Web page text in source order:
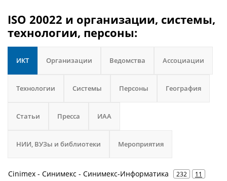
ISO 20022 и организации, системы,
технологии, персоны:
ИКТ Организации Ведомства Ассоциации
Технологии Системы Персоны География
Статьи Пресса ИАА
НИИ, ВУЗы и библиотеки Мероприятия
Cinimex - Синимекс - Синимекс-Информатика 232 11